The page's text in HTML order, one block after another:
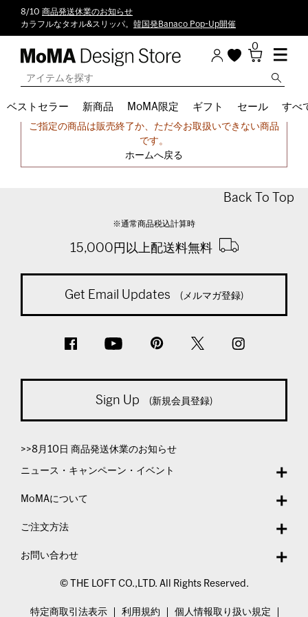
8/10 商品発送休業のお知らせ
カラフルなタオル&スリッパ。 韓国発Banaco Pop-Up開催
0
ベストセラー 新商品 MoMA限定 ギフト セール すべ
申し訳ございません。
ご指定の商品は販売終了か、ただ今お取扱いできない商品
です。
ホームへ戻る
Back To Top
※通常商品税込計算時
15,000円以上配送料無料
Get Email Updates (メルマガ登録)
Sign Up (新規会員登録)
>>8月10日 商品発送休業のお知らせ
ニュース・キャンペーン・イベント
MoMAについて
ご注文方法
お問い合わせ
© THE LOFT CO.,LTD. All Rights Reserved.
特定商取引法表示 利用規約 個人情報取り扱い規定